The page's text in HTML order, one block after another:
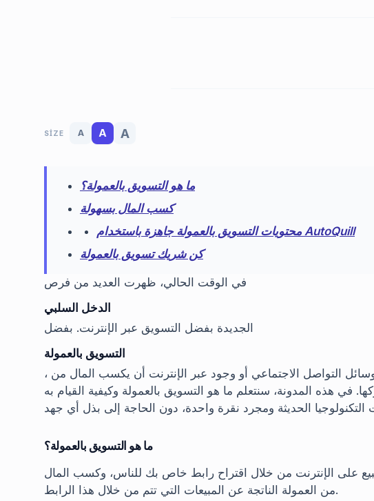
SIZE A A A
ما هو التسويق بالعمولة؟
كسب المال بسهولة
محتويات التسويق بالعمولة جاهزة باستخدام AutoQuill
كن شريك تسويق بالعمولة
في الوقت الحالي، ظهرت العديد من فرص
الدخل السلبي
الجديدة بفضل التسويق عبر الإنترنت. بفضل
التسويق بالعمولة
، يمكن لأي شخص لديه مدونة أو حساب على وسائل التواصل الاجتماعي أو وجود عبر الإنترنت أن يكسب المال من
في هذه المدونة، سنتعلم ما هو التسويق بالعمولة وكيفية القيام به
ما هو التسويق بالعمولة؟
على الإنترنت من خلال اقتراح رابط خاص بك للناس، وكسب المال
من العمولة الناتجة عن المبيعات التي تتم من خلال هذا الرابط.